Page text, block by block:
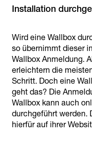
Installation
Wird eine Wallbox
so übernimmt dieser
Wallbox Anmeldung.
erleichtern die
Schritt. Doch eine
geht das? Die
Wallbox kann auch
durchgeführt werden.
hierfür auf ihrer